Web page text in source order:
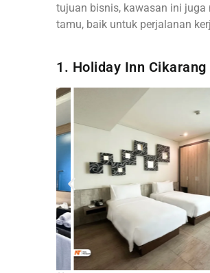
tujuan bisnis, kawasan ini
tamu, baik untuk perjalanan
1. Holiday Inn